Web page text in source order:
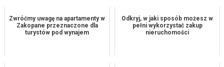
Zwróćmy uwagę na apartamenty w
Zakopane przeznaczone dla
turystów pod wynajem
Odkryj, w jaki sposób możesz w
pełni wykorzystać zakup
nieruchomości